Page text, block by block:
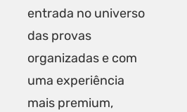
entrada no universo
das provas
organizadas e com
uma experiência
mais premium,